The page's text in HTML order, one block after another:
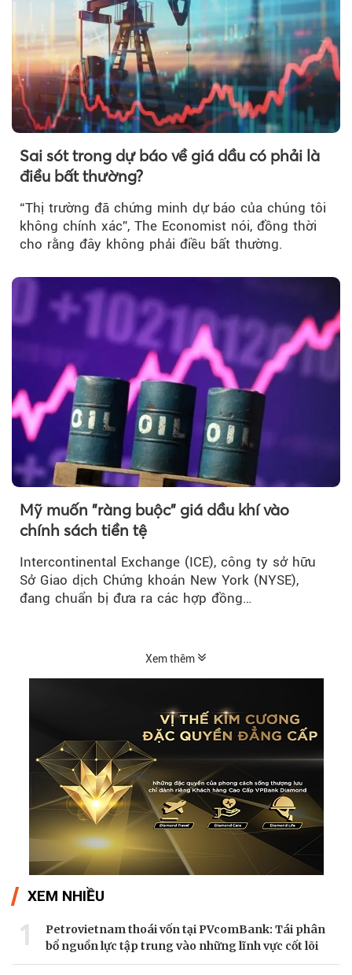
Sai sót trong dự báo về giá dầu có phải là
điều bất thường?
“Thị trường đã chứng minh dự báo của chúng tôi
không chính xác”, The Economist nói, đồng thời
cho rằng đây không phải điều bất thường.
Mỹ muốn "ràng buộc" giá dầu khí vào
chính sách tiền tệ
Intercontinental Exchange (ICE), công ty sở hữu
Sở Giao dịch Chứng khoán New York (NYSE),
đang chuẩn bị đưa ra các hợp đồng…
Xem thêm
XEM NHIỀU
1
Petrovietnam thoái vốn tại PVcomBank: Tái phân
bổ nguồn lực tập trung vào những lĩnh vực cốt lõi